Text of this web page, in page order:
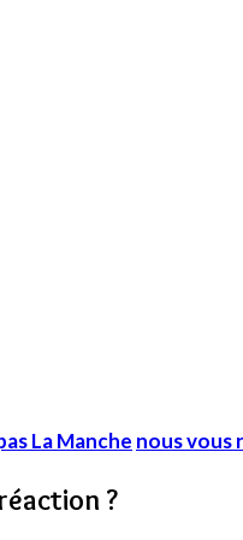
La Manche nous vous
?